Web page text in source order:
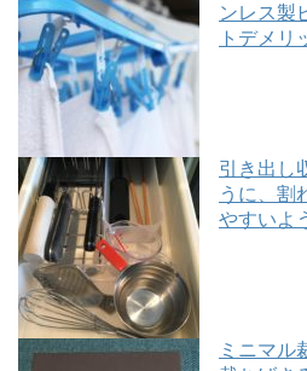
ンレス製
トデメリ
引き出し
うに、割
やすいよ
ミニマル